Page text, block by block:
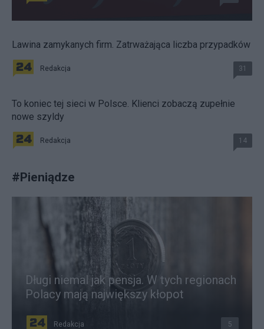
Lawina zamykanych firm. Zatrważająca liczba przypadków
Redakcja 31
To koniec tej sieci w Polsce. Klienci zobaczą zupełnie
nowe szyldy
Redakcja 14
#Pieniądze
Długi niemal jak pensja. W tych regionach
Polacy mają największy kłopot
Redakcja 5